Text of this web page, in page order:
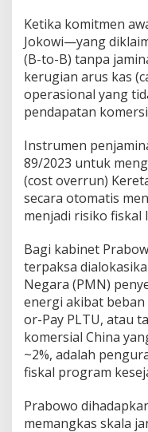
Ketika komitmen
Jokowi—yang
(B-to-B) tanpa
kerugian arus kas
operasional yang
pendapatan
Instrumen
89/2023 untuk
(cost overrun)
secara otomatis
menjadi risiko fiskal
​Bagi kabinet
terpaksa
Negara (PMN)
energi akibat
or-Pay PLTU, atau
komersial China
~2%, adalah
fiskal program
Prabowo
memangkas skala